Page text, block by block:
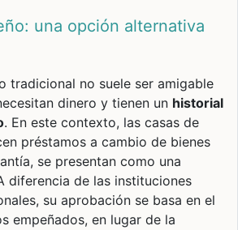
tradicional no suele ser amigable
dinero y tienen un historial
. En este contexto, las casas de
préstamos a cambio de bienes
se presentan como una
diferencia de las instituciones
su aprobación se basa en el
empeñados, en lugar de la